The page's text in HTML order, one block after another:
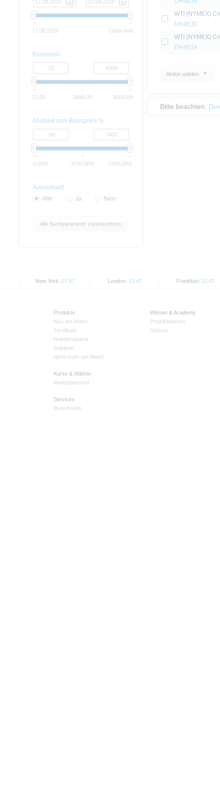
WTI (NYMEX)
DH4E3C
WTI (NYMEX)
DH4E3A
Aktion wählen
Bitte beachten:
17.08.2026 Open end
Basispreis
23,00 2500,00 5000,00
Abstand zum Basispreis %
0,00% 3700,00% 7400,00%
Ausverkauft
Alle
Ja Nein
Alle Suchparameter zurücksetzen
New York: 07:47 London: 12:47 Frankfurt: 13:47
Produkte
Neu am Markt
Zertifikate
Hebelprodukte
Anleihen
Nicht mehr am Markt
Kurse & Märkte
Marktübersicht
Services
Broschüren
Wissen & Academy
Produktwissen
Glossar